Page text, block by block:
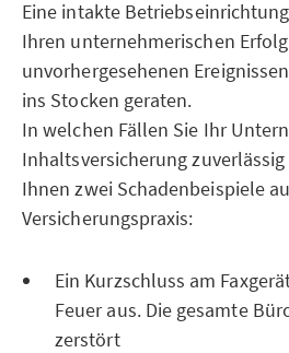
Eine intakte
Ihren unternehmerischen
unvorhergesehenen
ins Stocken geraten.
In welchen Fällen Sie Ihr
Inhaltsversicherung
Ihnen zwei Schadenbeispiele
Versicherungspraxis:
Ein Kurzschluss am
Feuer aus. Die gesamte
zerstört